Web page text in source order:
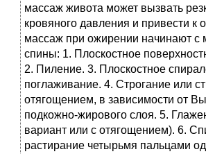
массаж живота может вызвать
кровяного давления и привести к
массаж при ожирении начинают с
спины: 1. Плоскостное
2. Пиление. 3. Плоскостное
поглаживание. 4. Строгание или
отягощением, в зависимости от
подкожно-жирового слоя. 5.
вариант или с отягощением). 6.
растирание четырьмя пальцами